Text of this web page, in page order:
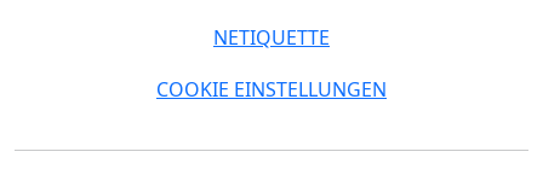
NETIQUETTE
COOKIE EINSTELLUNGEN